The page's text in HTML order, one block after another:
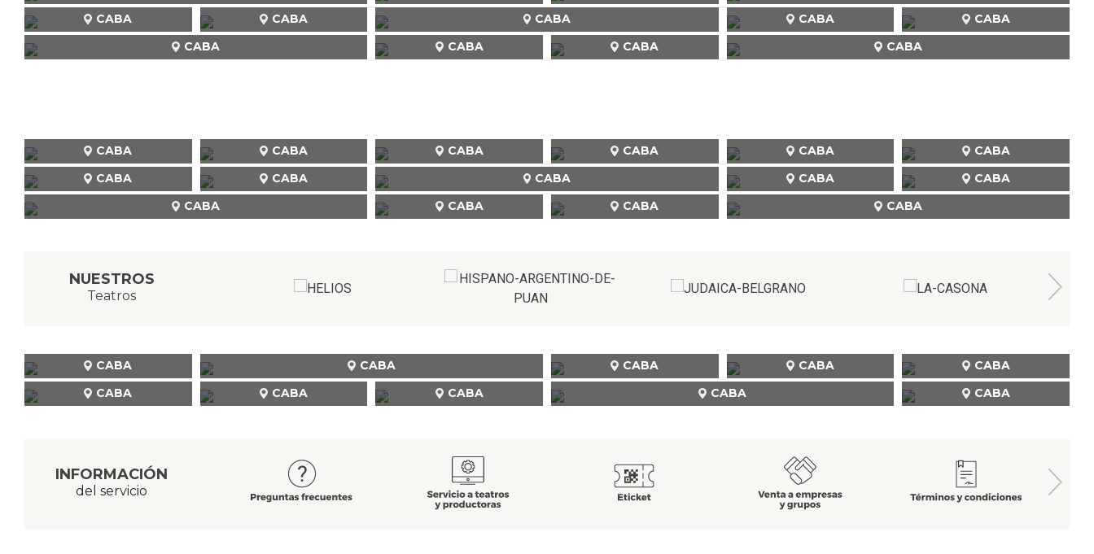
CABA
CABA CABA CABA
CABA
CABA
CABA CABA CABA
CABA CABA CABA CABA CABA
CABA
CABA
CABA CABA CABA
CABA
CABA
CABA CABA CABA
NUESTROS
Teatros
CABA CABA CABA CABA
CABA
CABA
CABA CABA CABA CABA
INFORMACIÓN
del servicio